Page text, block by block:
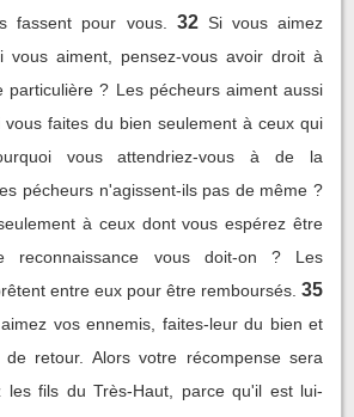
fassent pour vous.
32 Si vous aimez
vous aiment, pensez-vous avoir droit à
particulière ? Les pécheurs aiment aussi
vous faites du bien seulement à ceux qui
vous attendriez-vous à de la
pécheurs n'agissent-ils pas de même ?
à ceux dont vous espérez être
reconnaissance vous doit-on ? Les
entre eux pour être remboursés. 35
vos ennemis, faites-leur du bien et
retour. Alors votre récompense sera
les fils du Très-Haut, parce qu'il est lui-